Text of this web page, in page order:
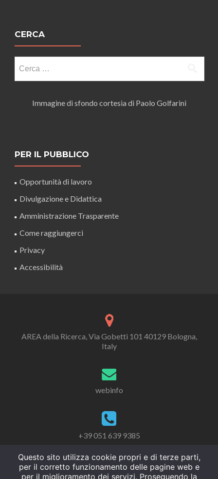
CERCA
per:
Immagine di sfondo cortesia di Paolo Golfarini
PER IL PUBBLICO
Opportunità di lavoro
Divulgazione e Didattica
Amministrazione Trasparente
Come raggiungerci
Privacy
Accessibilità
AREA della Ricerca, Via Gobetti 101 40129 Bologna,
Italy
webinfo
+39 051 639 9385
Questo sito utilizza cookie propri e di terze parti,
per il corretto funzionamento delle pagine web e
per il miglioramento dei servizi. Proseguendo la